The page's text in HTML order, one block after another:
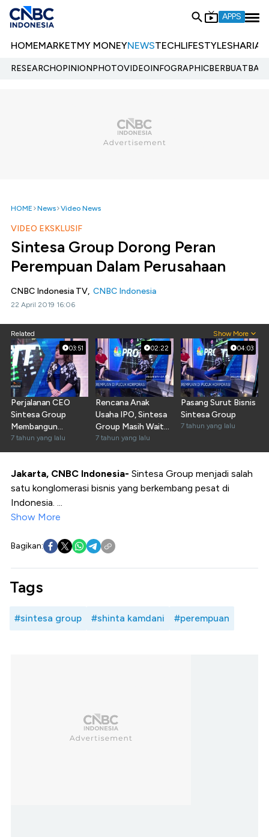
APPS
HOMEMARKETMY MONEYNEWSTECHLIFESTYLESHARIA
RESEARCHOPINIONPHOTOVIDEOINFOGRAPHIC
HOME News Video News
VIDEO EKSKLUSIF
Sintesa Group Dorong Peran
Perempuan Dalam Perusahaan
CNBC Indonesia TV, CNBC Indonesia
22 April 2019 16:06
Related Show More
03:51
Perjalanan CEO
Sintesa Group
Membangun
Perusahaan
7 tahun yang lalu
02:22
Rencana Anak
Usaha IPO, Sintesa
Group Masih Wait
and See
7 tahun yang lalu
04:03
Pasang Surut Bisnis
Sintesa Group
7 tahun yang lalu
Jakarta, CNBC Indonesia- Sintesa Group menjadi salah
satu konglomerasi bisnis yang berkembang pesat di
Indonesia. ...
Show More
Bagikan:
Tags
#sintesa group #shinta kamdani #perempuan